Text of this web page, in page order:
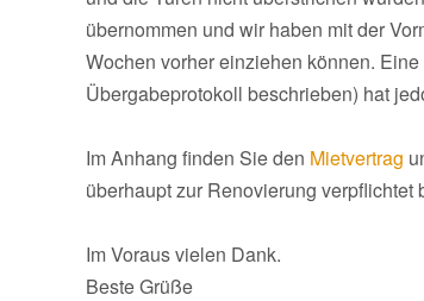
übernommen und wir haben mit der
Wochen vorher einziehen können.
Übergabeprotokoll beschrieben) hat
Im Anhang finden Sie den Mietvertrag
überhaupt zur Renovierung
Im Voraus vielen Dank.
Beste Grüße